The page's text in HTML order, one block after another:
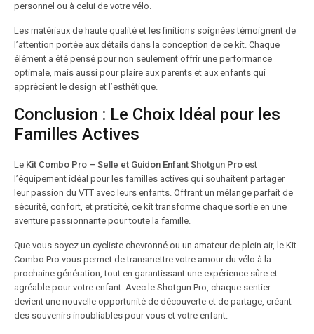
personnel ou à celui de votre vélo.
Les matériaux de haute qualité et les finitions soignées témoignent de
l’attention portée aux détails dans la conception de ce kit. Chaque
élément a été pensé pour non seulement offrir une performance
optimale, mais aussi pour plaire aux parents et aux enfants qui
apprécient le design et l’esthétique.
Conclusion : Le Choix Idéal pour les
Familles Actives
Le Kit Combo Pro – Selle et Guidon Enfant Shotgun Pro est
l’équipement idéal pour les familles actives qui souhaitent partager
leur passion du VTT avec leurs enfants. Offrant un mélange parfait de
sécurité, confort, et praticité, ce kit transforme chaque sortie en une
aventure passionnante pour toute la famille.
Que vous soyez un cycliste chevronné ou un amateur de plein air, le Kit
Combo Pro vous permet de transmettre votre amour du vélo à la
prochaine génération, tout en garantissant une expérience sûre et
agréable pour votre enfant. Avec le Shotgun Pro, chaque sentier
devient une nouvelle opportunité de découverte et de partage, créant
des souvenirs inoubliables pour vous et votre enfant.